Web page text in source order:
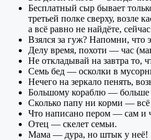
Бесплатный сыр бывает
третьей полке сверху, возле
а всё равно не найдёте,
Взялся за гуж? Напомни, что
Делу время, похоти — час
Не откладывай на завтра то,
Семь бед — осколки в
Нечего на зеркало пенять,
Большому кораблю — больше
Сколько папу ни корми — всё
Что написано пером — сам и
Отец — скелет семьи.
Мама — дура, но штык у неё!